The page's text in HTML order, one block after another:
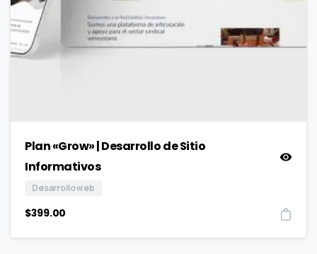
Plan «Grow» | Desarrollo de Sitio
Informativos
Desarrollo web
$399.00